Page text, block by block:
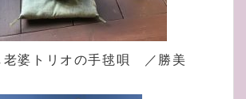
老婆トリオの手毬唄 ／勝美